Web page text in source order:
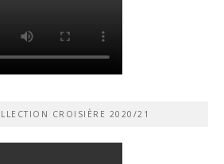
CROISIÈRE 2020/21